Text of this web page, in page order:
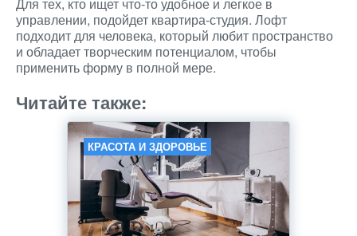
управлении, подойдет квартира-студия. Лофт
подходит для человека, который любит пространство
и обладает творческим потенциалом, чтобы
применить форму в полной мере.
Читайте также:
КРАСОТА И ЗДОРОВЬЕ